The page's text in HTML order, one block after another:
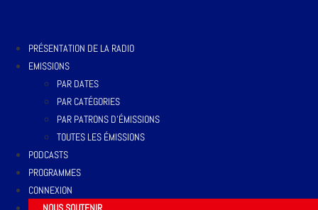
PRÉSENTATION DE LA RADIO
EMISSIONS
PAR DATES
PAR CATÉGORIES
PAR PATRONS D’ÉMISSIONS
TOUTES LES ÉMISSIONS
PODCASTS
PROGRAMMES
CONNEXION